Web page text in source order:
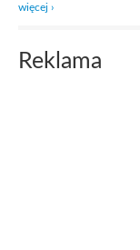
więcej ›
Reklama